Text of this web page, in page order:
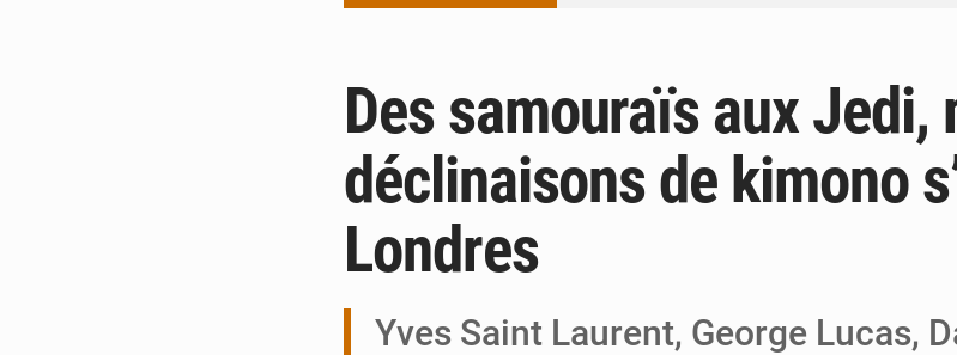
5 août 2026 Tibiri : le dialogue,
5 août 2026 Niger : le ministère du
5 août 2026 Niger : Abdoulaye Seydou
Des samouraïs aux Jedi,
déclinaisons de kimono
Londres
Yves Saint Laurent, George Lucas,